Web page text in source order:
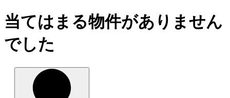
当てはまる物件がありません
でした